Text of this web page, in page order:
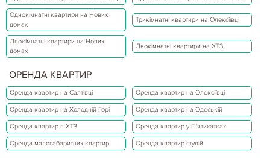
Однокімнатні квартири на Нових
домах
Трикімнатні квартири на Олексіївці
Двокімнатні квартири на Нових
домах
Двокімнатні квартири на ХТЗ
ОРЕНДА КВАРТИР
Оренда квартир на Салтівці Оренда квартир на Олексіївці
Оренда квартир на Холодній Горі Оренда квартир на Одеській
Оренда квартир в ХТЗ Оренда квартир у П'ятихатках
Оренда малогабаритних квартир Оренда квартир студій